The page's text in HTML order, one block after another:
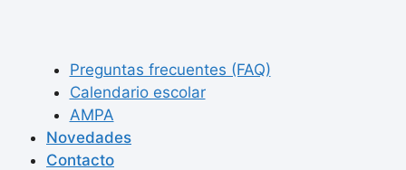
Preguntas frecuentes (FAQ)
Calendario escolar
AMPA
Novedades
Contacto